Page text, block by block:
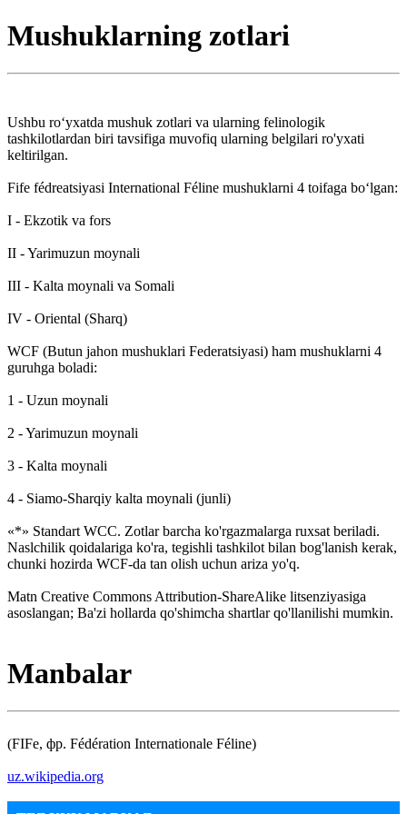
Mushuklarning zotlari
Ushbu roʻyxatda mushuk zotlari va ularning felinologik
tashkilotlardan biri tavsifiga muvofiq ularning belgilari ro'yxati
keltirilgan.
Fife fédreatsiyasi International Féline mushuklarni 4 toifaga boʻlgan:
I - Ekzotik va fors
II - Yarimuzun moynali
III - Kalta moynali va Somali
IV - Oriental (Sharq)
WCF (Butun jahon mushuklari Federatsiyasi) ham mushuklarni 4
guruhga boladi:
1 - Uzun moynali
2 - Yarimuzun moynali
3 - Kalta moynali
4 - Siamo-Sharqiy kalta moynali (junli)
«*» Standart WCC. Zotlar barcha ko'rgazmalarga ruxsat beriladi.
Naslchilik qoidalariga ko'ra, tegishli tashkilot bilan bog'lanish kerak,
chunki hozirda WCF-da tan olish uchun ariza yo'q.
Matn Creative Commons Attribution-ShareAlike litsenziyasiga
asoslangan; Ba'zi hollarda qo'shimcha shartlar qo'llanilishi mumkin.
Manbalar
(FIFe, фр. Fédération Internationale Féline)
uz.wikipedia.org